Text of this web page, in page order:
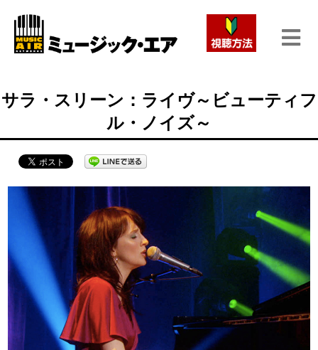
サラ・スリーン：ライヴ～ビューティフ
ル・ノイズ～